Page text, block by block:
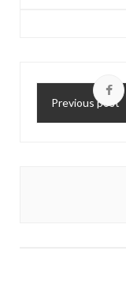
Previous post